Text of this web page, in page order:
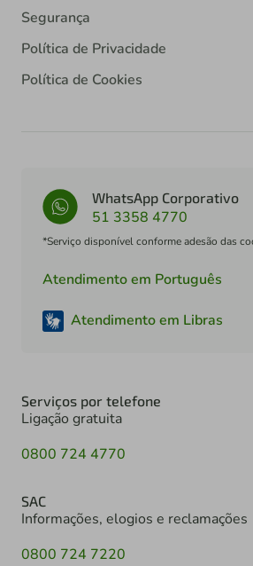
Segurança
Política de Privacidade
Política de Cookies
WhatsApp Corporativo
51 3358 4770
*Serviço disponível conforme adesão das
Atendimento em Português
Atendimento em Libras
Serviços por telefone
Ligação gratuita
0800 724 4770
SAC
Informações, elogios e reclamações
0800 724 7220